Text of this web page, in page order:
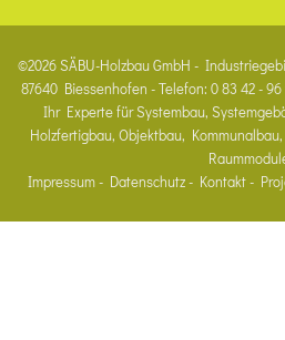
©2026 SÄBU-Holzbau GmbH -
87640 Biessenhofen - Telefon: 0 83 42 - 96
Ihr Experte für Systembau,
Holzfertigbau, Objektbau,
Impressum- Datenschutz- Kontakt-